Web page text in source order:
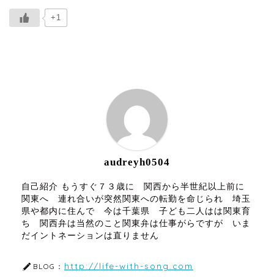
+1
audreyh0504
自己紹介 もうすぐ７３歳に 関西から半世紀以上前に
関東へ 連れ合いが突然関東への転勤を命じられ 埼玉
県や都内に住んで 今は千葉県 子ども二人はは関東育
ち 関西弁は当然のこと関東弁は仕事がらですが いま
だイントネーションは直りません
BLOG： http://life-with-song.com